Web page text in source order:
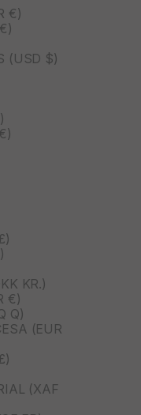
€)
(USD $)
KR.)
€)
Q)
(EUR
(XAF